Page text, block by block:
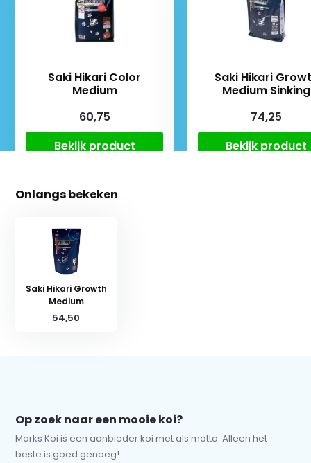
Saki Hikari Color
Medium
60,75
Bekijk product
Saki Hikari
Medium Sinking
74,25
Bekijk product
Onlangs bekeken
Saki Hikari Growth
Medium
54,50
Op zoek naar een mooie koi?
Marks Koi is een aanbieder koi met als motto: Alleen het
beste is goed genoeg!